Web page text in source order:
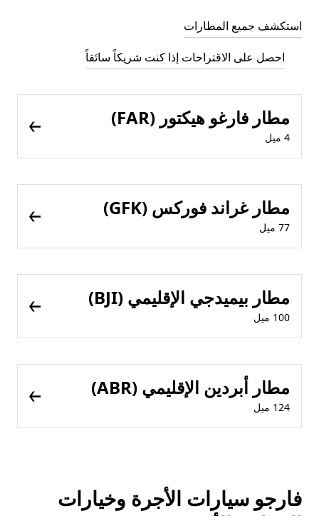
استكشف جميع المطارات
احصل على الاقتراحات إذا كنت شريكاً سائقاً
مطار فارغو هيكتور (FAR)
4 ميل
مطار غراند فوركس (GFK)
77 ميل
مطار بيميدجي الإقليمي (BJI)
100 ميل
مطار أبردين الإقليمي (ABR)
124 ميل
فارجو سيارات الأجرة وخيارات